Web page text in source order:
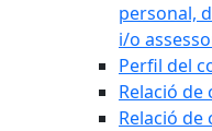
personal,
i/o
Perfil del
Relació
Relació